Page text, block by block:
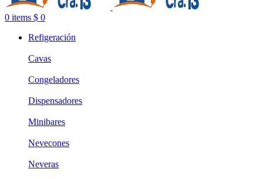
0 items $ 0
Refigeración
Cavas
Congeladores
Dispensadores
Minibares
Nevecones
Neveras